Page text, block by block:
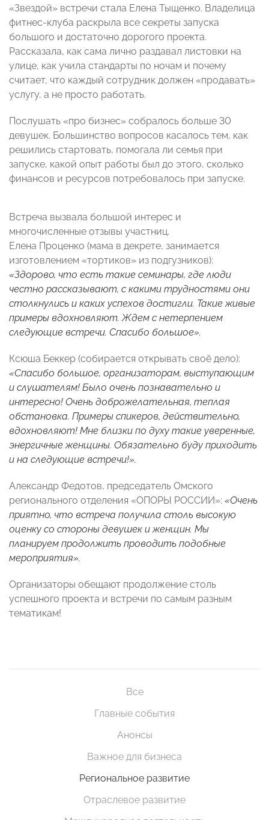
«Звездой» встречи стала Елена Тыщенко. Владелица
фитнес-клуба раскрыла все секреты запуска
большого и достаточно дорогого проекта.
Рассказала, как сама лично раздавал листовки на
улице, как учила стандарты по ночам и почему
считает, что каждый сотрудник должен «продавать»
услугу, а не просто работать.
Послушать «про бизнес» собралось больше 30
девушек. Большинство вопросов касалось тем, как
решились стартовать, помогала ли семья при
запуске, какой опыт работы был до этого, сколько
финансов и ресурсов потребовалось при запуске.
Встреча вызвала большой интерес и
многочисленные отзывы участниц.
Елена Проценко (мама в декрете, занимается
изготовлением «тортиков» из подгузников):
«Здорово, что есть такие семинары, где люди
честно рассказывают, с какими трудностями они
столкнулись и каких успехов достигли. Такие живые
примеры вдохновляют. Ждем с нетерпением
следующие встречи. Спасибо большое».
Ксюша Беккер (собирается открывать своё дело):
«Спасибо большое, организаторам, выступающим
и слушателям! Было очень познавательно и
интересно! Очень доброжелательная, теплая
обстановка. Примеры спикеров, действительно,
вдохновляют! Мне близки по духу такие уверенные,
энергичные женщины. Обязательно буду приходить
и на следующие встречи!».
Александр Федотов, председатель Омского
регионального отделения «ОПОРЫ РОССИИ»: «Очень
приятно, что встреча получила столь высокую
оценку со стороны девушек и женщин. Мы
планируем продолжить проводить подобные
мероприятия».
Организаторы обещают продолжение столь
успешного проекта и встречи по самым разным
тематикам!
Все
Главные события
Анонсы
Важное для бизнеса
Региональное развитие
Отраслевое развитие